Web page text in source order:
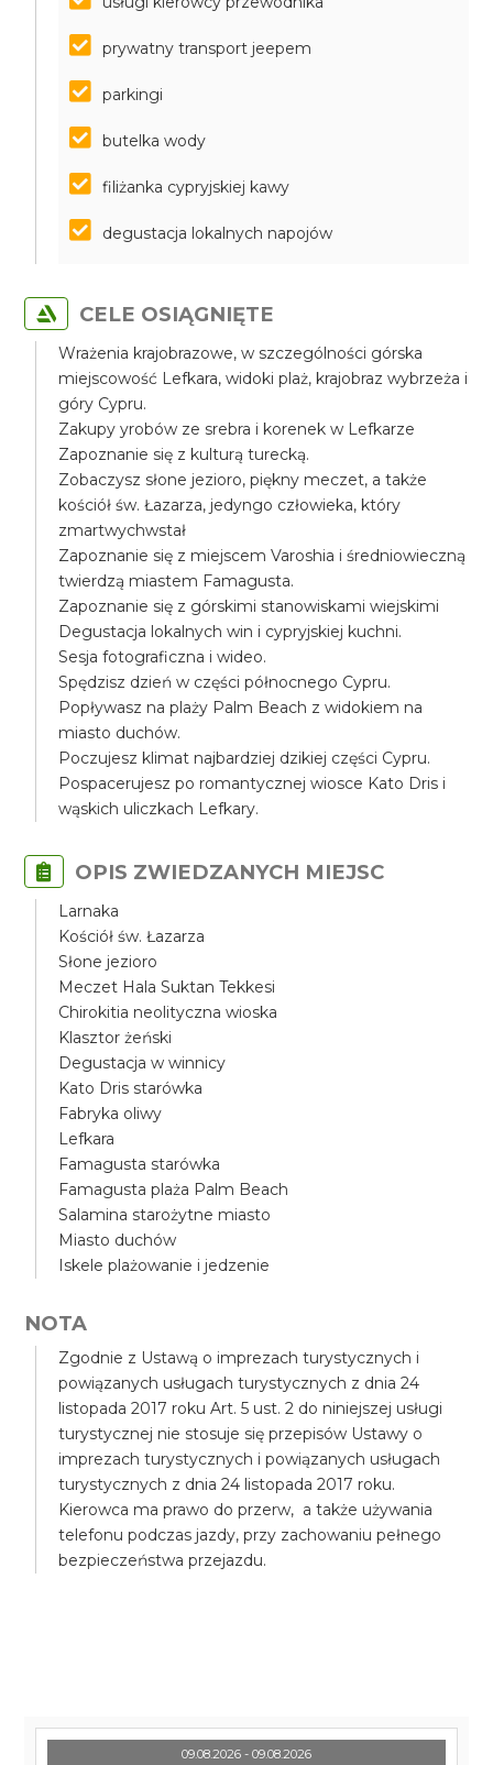
prywatny transport jeepem
parkingi
butelka wody
filiżanka cypryjskiej kawy
degustacja lokalnych napojów
CELE OSIĄGNIĘTE
Wrażenia krajobrazowe, w szczególności górska
miejscowość Lefkara, widoki plaż, krajobraz wybrzeża i
góry Cypru.
Zakupy yrobów ze srebra i korenek w Lefkarze
Zapoznanie się z kulturą turecką.
Zobaczysz słone jezioro, piękny meczet, a także
kościół św. Łazarza, jedyngo człowieka, który
zmartwychwstał
Zapoznanie się z miejscem Varoshia i średniowieczną
twierdzą miastem Famagusta.
Zapoznanie się z górskimi stanowiskami wiejskimi
Degustacja lokalnych win i cypryjskiej kuchni.
Sesja fotograficzna i wideo.
Spędzisz dzień w części północnego Cypru.
Popływasz na plaży Palm Beach z widokiem na
miasto duchów.
Poczujesz klimat najbardziej dzikiej części Cypru.
Pospacerujesz po romantycznej wiosce Kato Dris i
wąskich uliczkach Lefkary.
OPIS ZWIEDZANYCH MIEJSC
Larnaka
Kościół św. Łazarza
Słone jezioro
Meczet Hala Suktan Tekkesi
Chirokitia neolityczna wioska
Klasztor żeński
Degustacja w winnicy
Kato Dris starówka
Fabryka oliwy
Lefkara
Famagusta starówka
Famagusta plaża Palm Beach
Salamina starożytne miasto
Miasto duchów
Iskele plażowanie i jedzenie
NOTA
Zgodnie z Ustawą o imprezach turystycznych i
powiązanych usługach turystycznych z dnia 24
listopada 2017 roku Art. 5 ust. 2 do niniejszej usługi
turystycznej nie stosuje się przepisów Ustawy o
imprezach turystycznych i powiązanych usługach
turystycznych z dnia 24 listopada 2017 roku.
Kierowca ma prawo do przerw, a także używania
telefonu podczas jazdy, przy zachowaniu pełnego
bezpieczeństwa przejazdu.
09.08.2026 - 09.08.2026